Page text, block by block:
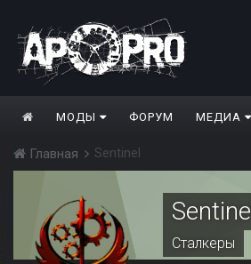
МОДЫ ФОРУМ МЕДИА
Главная Sentinel
Sentinel
Сталкеры